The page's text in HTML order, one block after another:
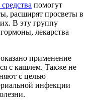
помогут
расширят просветы в
В эту группу
лекарства
применение
с кашлем. Также не
с целью
инфекции